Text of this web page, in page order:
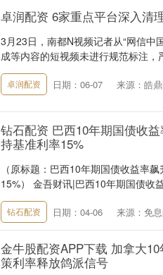
卓润配资 6家重点平台深入清
3月23日，南都N视频记者从“网信中
成等内容的短视频未进行规范标注
卓润配资 日期：06-07 来源：皓
钻石配资 巴西10年期国债收
持基准利率15%
（原标题：巴西10年期国债收益率
15%） 金吾财讯|巴西10年期国债收
钻石配资 日期：04-06 来源：免
金牛股配资APP下载 加拿大
策利率释放鸽派信号